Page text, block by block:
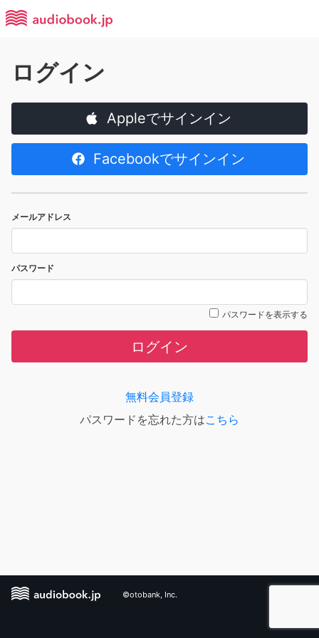
ログイン
Appleでサインイン
Facebookでサインイン
メールアドレス
パスワード
パスワードを表示する
ログイン
無料会員登録
パスワードを忘れた方はこちら
©otobank, Inc.